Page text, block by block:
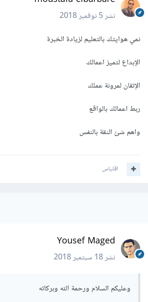
نشر5 نوفمبر 2018
نمي هوايتك بالتعليم لزيادة الخبرة
الإبداع لتميز اعمالك
الإتقان لمرونة عملك
ربط اعمالك بالواقع
واهم شئ الثقة بالنفس
اقتباس
Yousef Maged
نشر18 سبتمبر 2018
وعليكم السلام ورحمة الله وبركاته